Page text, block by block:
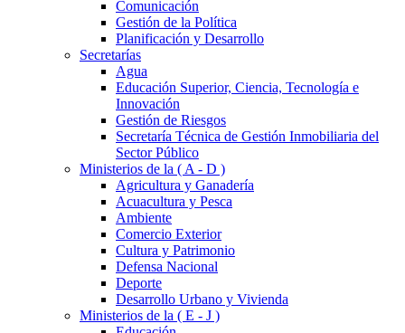
Comunicación
Gestión de la Política
Planificación y Desarrollo
Secretarías
Agua
Educación Superior, Ciencia, Tecnología e
Innovación
Gestión de Riesgos
Secretaría Técnica de Gestión Inmobiliaria del
Sector Público
Ministerios de la ( A - D )
Agricultura y Ganadería
Acuacultura y Pesca
Ambiente
Comercio Exterior
Cultura y Patrimonio
Defensa Nacional
Deporte
Desarrollo Urbano y Vivienda
Ministerios de la ( E - J )